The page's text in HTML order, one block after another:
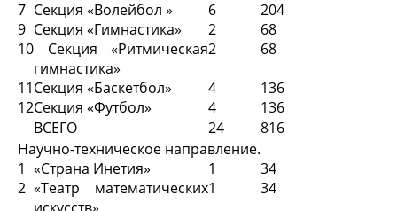
7 Секция «Волейбол » 6
204
9 Секция «Гимнастика» 2
68
10 Секция «Ритмическая
гимнастика»
2
68
11Секция «Баскетбол» 4
136
12Секция «Футбол» 4
136
ВСЕГО
24
816
Научно-техническое направление.
1 «Страна Инетия» 1
34
2 «Театр математических1
34